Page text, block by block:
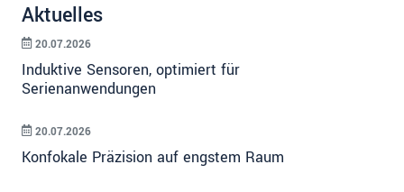
Aktuelles
Induktive Sensoren, optimiert für
Serienanwendungen
20.07.2026
Konfokale Präzision auf engstem Raum
20.07.2026